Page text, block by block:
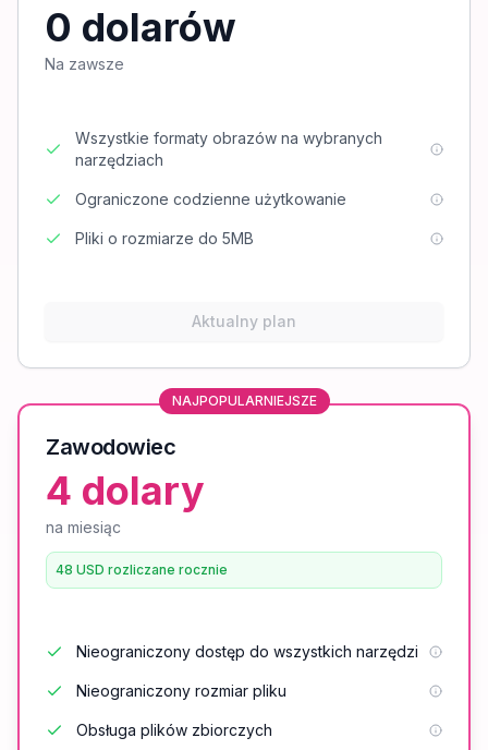
0 dolarów
Na zawsze
Wszystkie formaty obrazów na wybranych
narzędziach
Ograniczone codzienne użytkowanie
Pliki o rozmiarze do 5MB
Aktualny plan
NAJPOPULARNIEJSZE
Zawodowiec
4 dolary
na miesiąc
48 USD rozliczane rocznie
Nieograniczony dostęp do wszystkich narzędzi
Nieograniczony rozmiar pliku
Obsługa plików zbiorczych